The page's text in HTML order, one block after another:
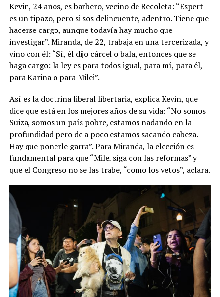
Kevin, 24 años, es barbero, vecino de Recoleta: “Espert
es un tipazo, pero si sos delincuente, adentro. Tiene que
hacerse cargo, aunque todavía hay mucho que
investigar”. Miranda, de 22, trabaja en una tercerizada, y
vino con él: “Sí, él dijo cárcel o bala, entonces que se
haga cargo: la ley es para todos igual, para mí, para él,
para Karina o para Milei”.
Así es la doctrina liberal libertaria, explica Kevin, que
dice que está en los mejores años de su vida: “No somos
Suiza, somos un país pobre, estamos nadando en la
profundidad pero de a poco estamos sacando cabeza.
Hay que ponerle garra”. Para Miranda, la elección es
fundamental para que “Milei siga con las reformas” y
que el Congreso no se las trabe, “como los vetos”, aclara.